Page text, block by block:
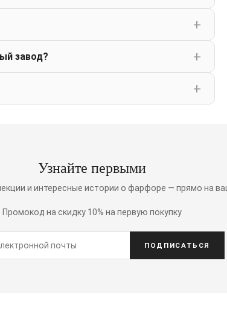
завод?
Узнайте первыми
и интересные истории о фарфоре — прямо на
Промокод на скидку 10% на первую покупку
ПОДПИСАТЬСЯ